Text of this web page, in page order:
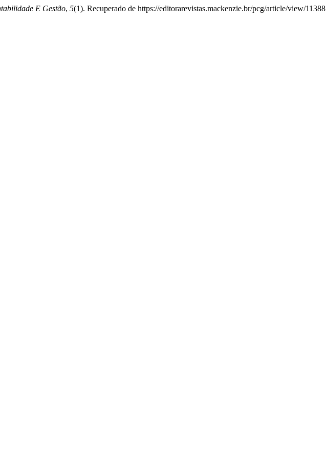
E Gestão, 5(1). Recuperado de https://editorarevistas.mackenzie.br/pcg/article/view/11388